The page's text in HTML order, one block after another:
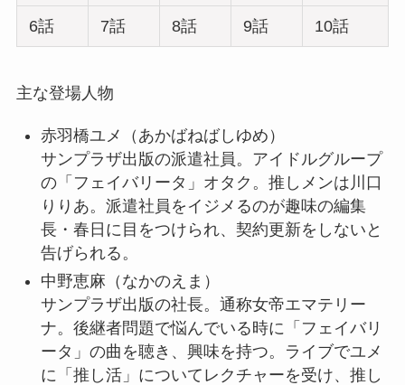
6話 7話 8話 9話 10話
主な登場人物
赤羽橋ユメ
（あかばねばしゆめ）
サンプラザ出版の派遣社員。アイドルグループ
の「フェイバリータ」オタク。推しメンは川口
りりあ。派遣社員をイジメるのが趣味の編集
長・春日に目をつけられ、契約更新をしないと
告げられる。
中野恵麻 （なかのえま）
サンプラザ出版の社長。通称女帝エマテリー
ナ。後継者問題で悩んでいる時に「フェイバリ
ータ」の曲を聴き、興味を持つ。ライブでユメ
に「推し活」についてレクチャーを受け、推し